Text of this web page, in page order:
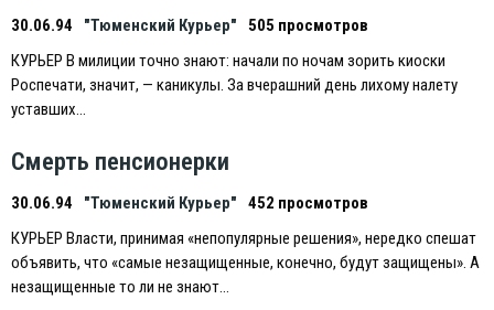
30.06.94 "Тюменский Курьер"
505 просмотров
КУРЬEР В милиции точно знают: начали по ночам зорить киоски
Роспечати, значит, — каникулы. За вчерашний день лихому налету
уставших…
Смерть пенсионерки
30.06.94 "Тюменский Курьер"
452 просмотров
КУРЬEР Власти, принимая «непопулярные решения», нередко спешат
объявить, что «самые незащищенные, конечно, будут защищены». А
незащищенные то ли не знают…